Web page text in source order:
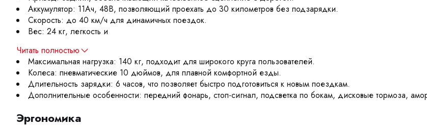
Аккумулятор: 11Ач, 48В, позволяющий проехать до 30 километров без подзарядки.
Скорость: до 40 км/ч для динамичных поездок.
Вес: 24 кг, легкость и
Читать полностью
Максимальная нагрузка: 140 кг, подходит для широкого круга пользователей.
Колеса: пневматические 10 дюймов, для плавной комфортной езды.
Длительность зарядки: 6 часов, что позволяет быстро подготовиться к новым поездкам.
Дополнительные особенности: передний фонарь, стоп-сигнал, подсветка по бокам, дисковые тормоза,
Эргономика